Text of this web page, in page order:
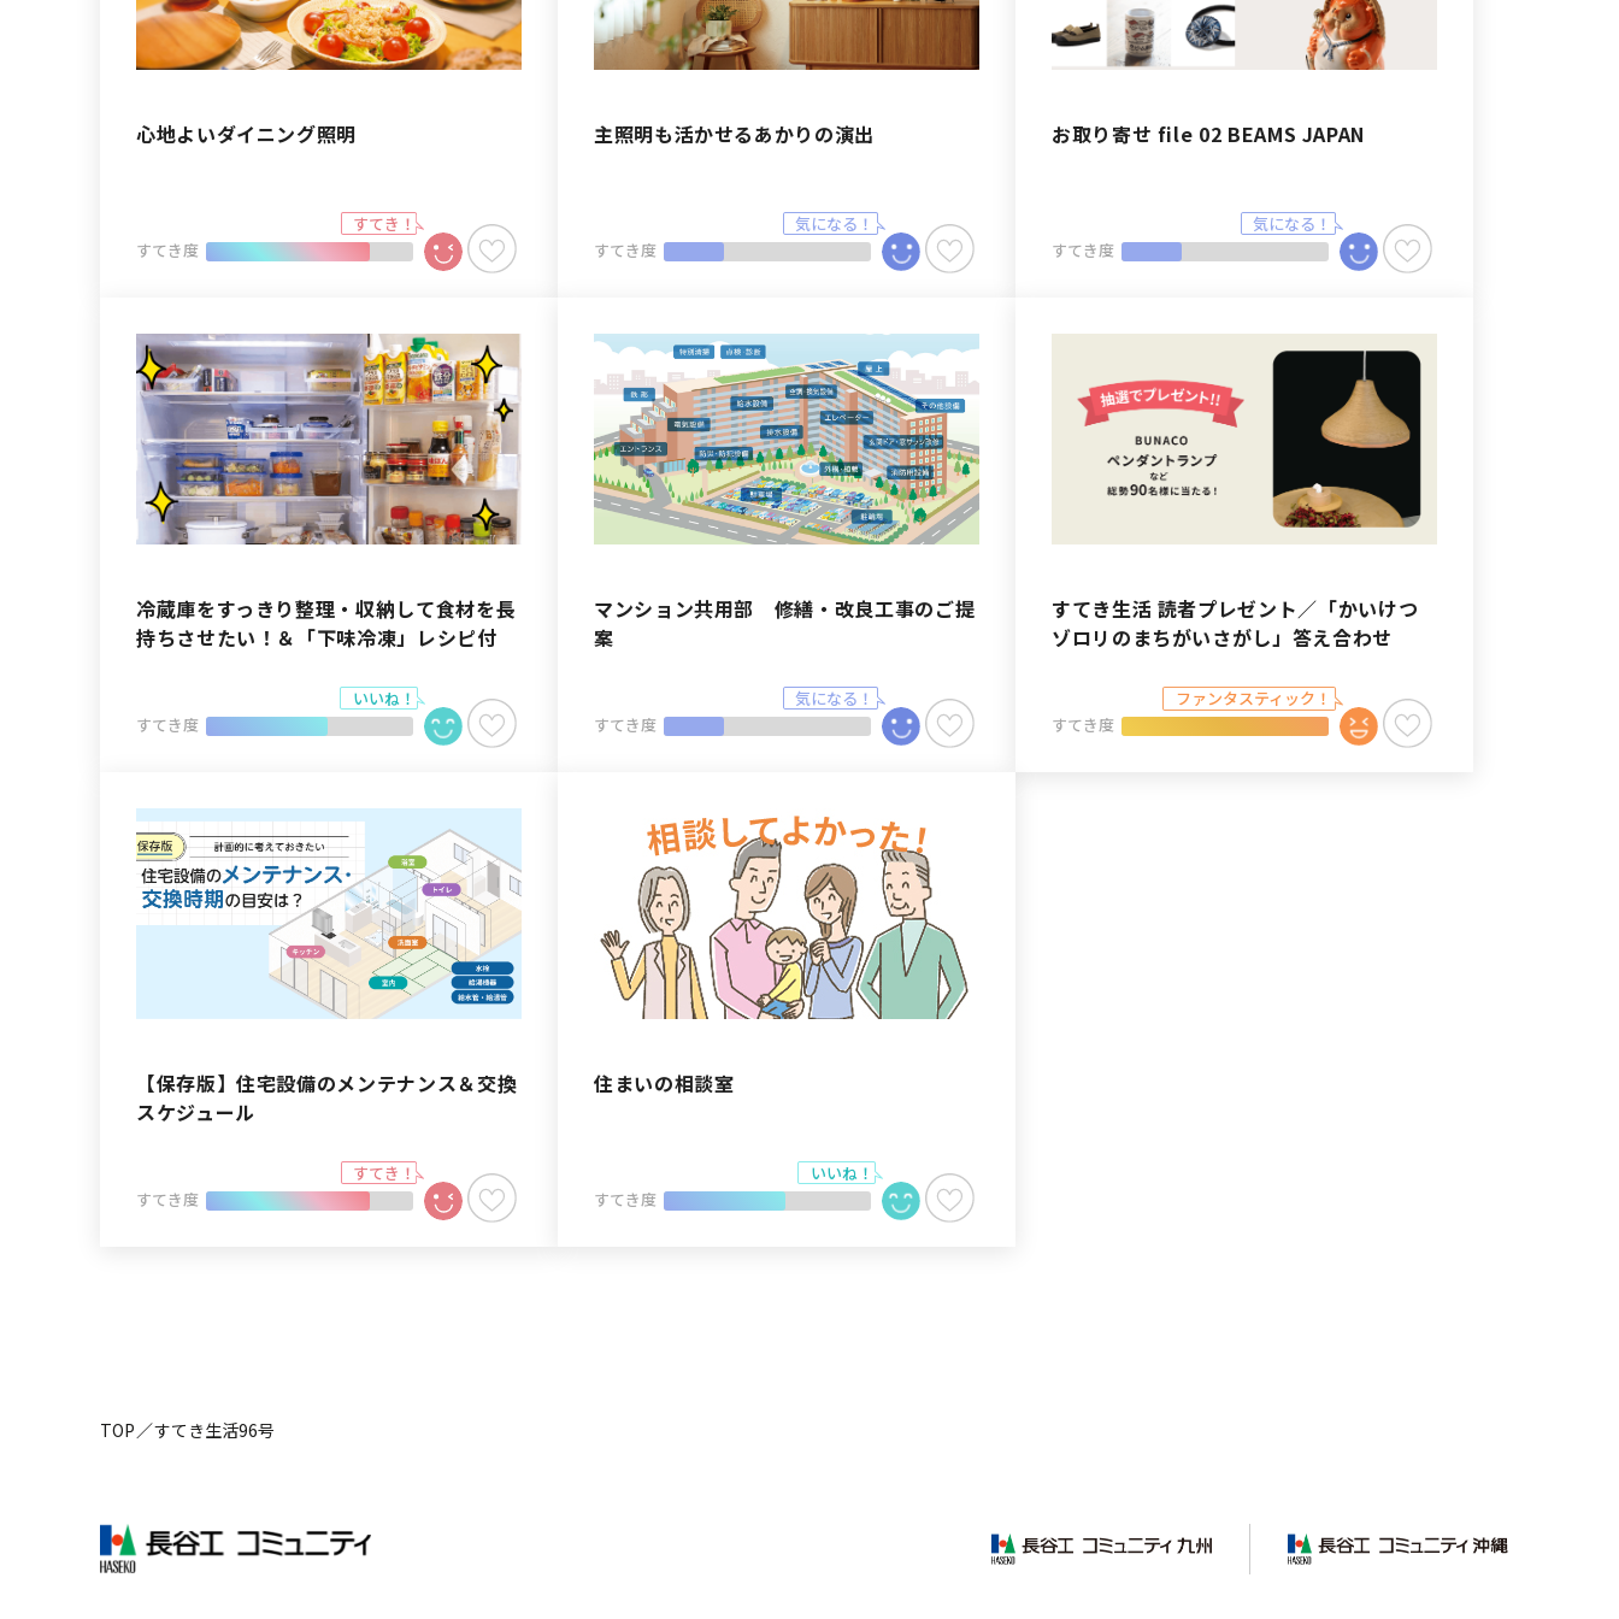
心地よいダイニング照明
すてき度
主照明も活かせるあかりの演出
すてき度
お取り寄せ file 02 BEAMS JAPAN
すてき度
冷蔵庫をすっきり整理・収納して食材を長
持ちさせたい！＆「下味冷凍」レシピ付
すてき度
マンション共用部 修繕・改良工事のご提
案
すてき度
すてき生活 読者プレゼント／「かいけつ
ゾロリのまちがいさがし」答え合わせ
すてき度
【保存版】住宅設備のメンテナンス＆交換
スケジュール
すてき度
住まいの相談室
すてき度
TOP すてき生活96号